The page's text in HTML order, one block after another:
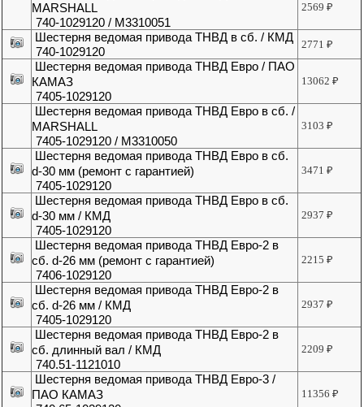
MARSHALL
740-1029120 / M3310051
2569₽
Шестерня ведомая привода ТНВД в сб. / КМД
740-1029120
2771₽
Шестерня ведомая привода ТНВД Евро / ПАО
КАМАЗ
7405-1029120
13062₽
Шестерня ведомая привода ТНВД Евро в сб. /
MARSHALL
7405-1029120 / M3310050
3103₽
Шестерня ведомая привода ТНВД Евро в сб.
d-30 мм (ремонт с гарантией)
7405-1029120
3471₽
Шестерня ведомая привода ТНВД Евро в сб.
d-30 мм / КМД
7405-1029120
2937₽
Шестерня ведомая привода ТНВД Евро-2 в
сб. d-26 мм (ремонт с гарантией)
7406-1029120
2215₽
Шестерня ведомая привода ТНВД Евро-2 в
сб. d-26 мм / КМД
7405-1029120
2937₽
Шестерня ведомая привода ТНВД Евро-2 в
сб. длинный вал / КМД
740.51-1121010
2209₽
Шестерня ведомая привода ТНВД Евро-3 /
ПАО КАМАЗ
11356₽